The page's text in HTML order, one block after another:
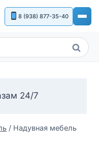
8 (938) 877-35-40
Поиск
24/7
/ Надувная мебель